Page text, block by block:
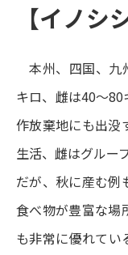
【イノシ
本州、四国、九
キロ、雌は40～
作放棄地にも出没
生活、雌はグルー
だが、秋に産む例
食べ物が豊富な場
も非常に優れてい